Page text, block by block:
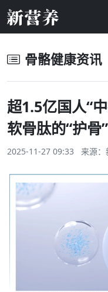
骨骼健康资讯
超1.5亿国人“
软骨肽的“护骨
2025-11-27 09:33 来源：